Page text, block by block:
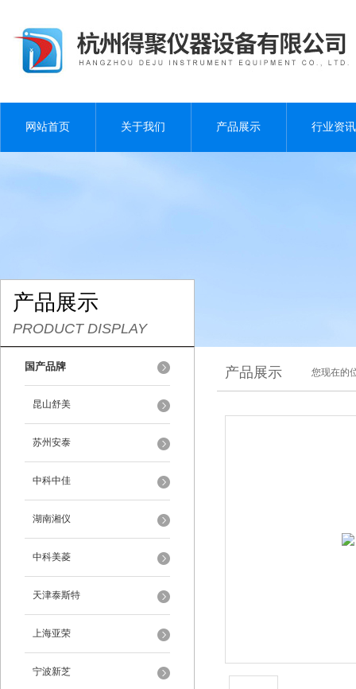
网站首页 关于我们 产品展示 行业资讯
产品展示
PRODUCT DISPLAY
国产品牌
昆山舒美
苏州安泰
中科中佳
湖南湘仪
中科美菱
天津泰斯特
上海亚荣
宁波新芝
产品展示 您现在的